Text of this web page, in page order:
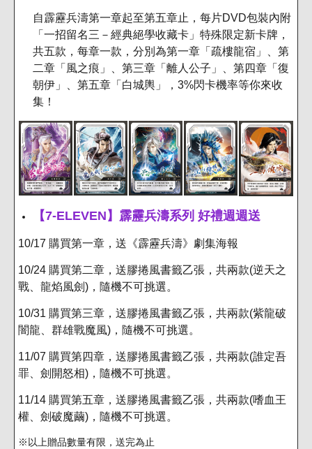
自霹靂兵濤第一章起至第五章止，每片DVD包裝內附
「一招留名三－經典絕學收藏卡」特殊限定新卡牌，
共五款，每章一款，分別為第一章「疏樓龍宿」、第
二章「風之痕」、第三章「離人公子」、第四章「復
朝伊」、第五章「白城輿」，3%閃卡機率等你來收
集！
【7-ELEVEN】霹靂兵濤系列 好禮週週送
10/17 購買第一章，送《霹靂兵濤》劇集海報
10/24 購買第二章，送膠捲風書籤乙張，共兩款(逆天之
戰、龍焰風劍)，隨機不可挑選。
10/31 購買第三章，送膠捲風書籤乙張，共兩款(紫龍破
闇龍、群雄戰魔風)，隨機不可挑選。
11/07 購買第四章，送膠捲風書籤乙張，共兩款(誰定吾
罪、劍開怒相)，隨機不可挑選。
11/14 購買第五章，送膠捲風書籤乙張，共兩款(嗜血王
權、劍破魔繭)，隨機不可挑選。
※以上贈品數量有限，送完為止